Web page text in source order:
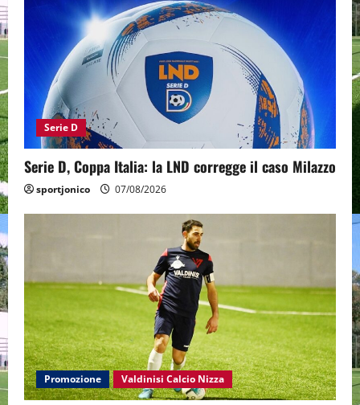
Serie D
Serie D, Coppa Italia: la LND corregge il caso Milazzo
sportjonico 07/08/2026
Promozione Valdinisi Calcio Nizza